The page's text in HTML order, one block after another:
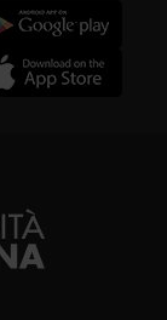
analisi
loro